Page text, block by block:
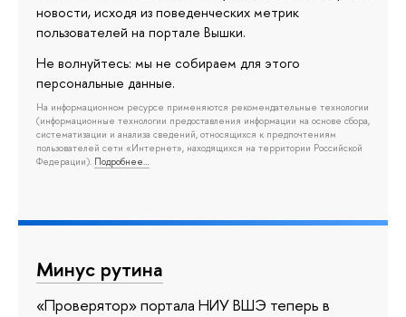
новости, исходя из поведенческих метрик
пользователей на портале Вышки.
Не волнуйтесь: мы не собираем для этого
персональные данные.
На информационном ресурсе применяются рекомендательные технологии
(информационные технологии предоставления информации на основе сбора,
систематизации и анализа сведений, относящихся к предпочтениям
пользователей сети «Интернет», находящихся на территории Российской
Федерации). Подробнее…
Минус рутина
«Проверятор» портала НИУ ВШЭ теперь в